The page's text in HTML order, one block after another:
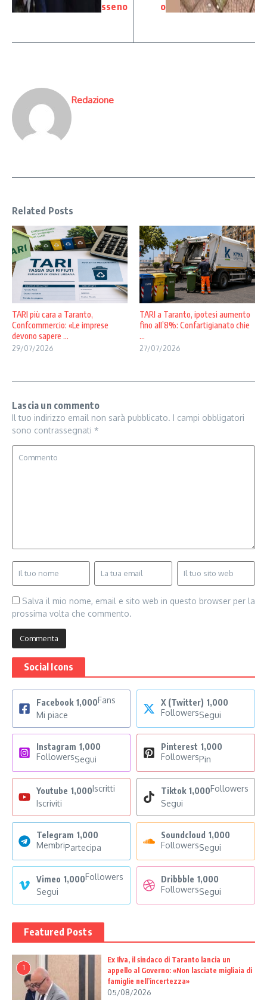
sseno
o
Redazione
Related Posts
TARI più cara a Taranto,
Confcommercio: «Le imprese
devono sapere ...
29/07/2026
TARI a Taranto, ipotesi aumento
fino all’8%: Confartigianato chie
...
27/07/2026
Lascia un commento
Il tuo indirizzo email non sarà pubblicato. I campi obbligatori
sono contrassegnati *
Salva il mio nome, email e sito web in questo browser per la
prossima volta che commento.
Social Icons
Facebook 1,000Fans
Mi piace
X (Twitter) 1,000
FollowersSegui
Instagram 1,000
FollowersSegui
Pinterest 1,000
FollowersPin
Youtube 1,000Iscritti
Iscriviti
Tiktok 1,000Followers
Segui
Telegram 1,000
MembriPartecipa
Soundcloud 1,000
FollowersSegui
Vimeo 1,000Followers
Segui
Dribbble 1,000
FollowersSegui
Featured Posts
1
Ex Ilva, il sindaco di Taranto lancia un
appello al Governo: «Non lasciate migliaia di
famiglie nell’incertezza»
05/08/2026